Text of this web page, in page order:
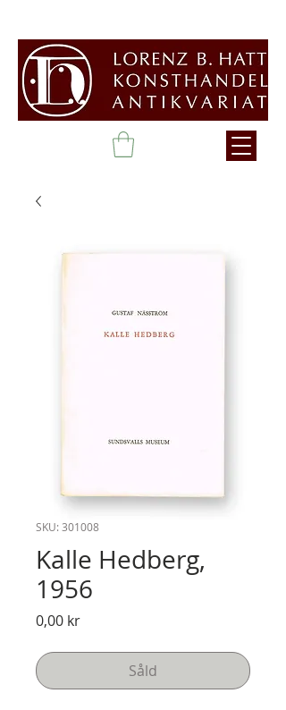
SKU: 301008
Kalle Hedberg,
1956
0,00 krPris
Såld